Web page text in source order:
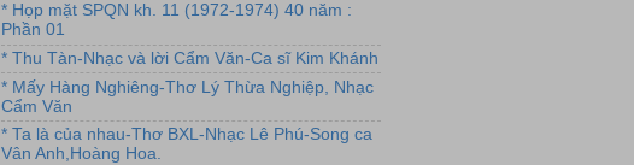
* Họp mặt SPQN kh. 11 (1972-1974) 40 năm :
Phần 01
* Thu Tàn-Nhạc và lời Cẩm Văn-Ca sĩ Kim Khánh
* Mấy Hàng Nghiêng-Thơ Lý Thừa Nghiệp, Nhạc
Cẩm Văn
* Ta là của nhau-Thơ BXL-Nhạc Lê Phú-Song ca
Vân Anh,Hoàng Hoa.